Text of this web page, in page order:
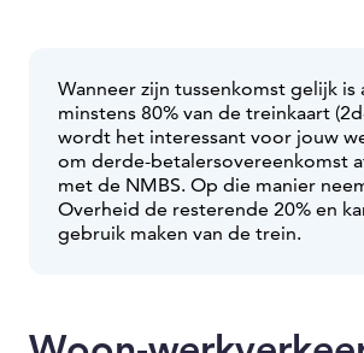
Wanneer zijn tussenkomst gelijk is
minstens 80% van de treinkaart
wordt het interessant voor jouw
om derde-betalersovereenkomst
met de NMBS. Op die manier
Overheid de resterende 20% en
gebruik maken van de trein.